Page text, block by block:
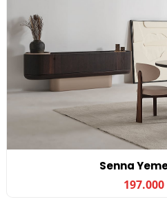
Senna
197.000